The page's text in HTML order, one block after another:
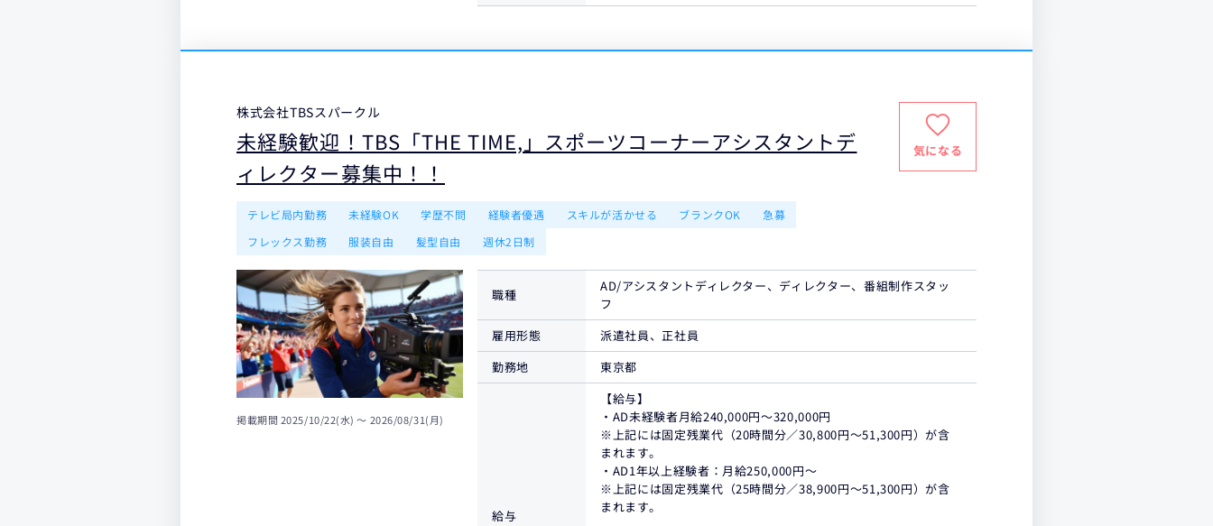
掲載期間 2025/10/22(水) 〜 2026/08/31(月)
株式会社TBSスパークル
未経験歓迎！TBS「THE TIME,」スポーツコーナーアシスタントデ
ィレクター募集中！！
テレビ局内勤務 未経験OK 学歴不問 経験者優遇 スキルが活かせる ブランクOK
急募
フレックス勤務
服装自由 髪型自由 週休2日制
気になる
職種
AD/アシスタントディレクター、ディレクター、番組制作スタッ
フ
雇用形態
派遣社員、正社員
勤務地
東京都
給与
【給与】
・AD未経験者月給240,000円〜320,000円
※上記には固定残業代（20時間分／30,800円～51,300円）が含
まれます。
・AD1年以上経験者：月給250,000円～
※上記には固定残業代（25時間分／38,900円～51,300円）が含
まれます。